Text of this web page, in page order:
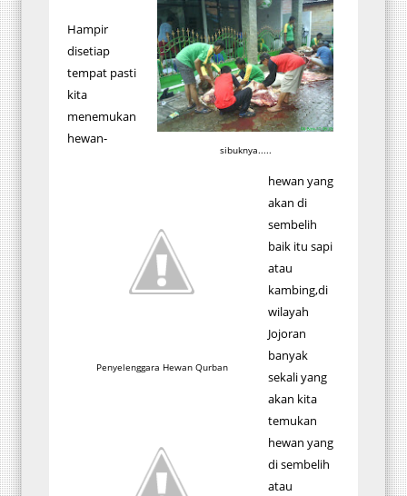
sibuknya.....
Penyelenggara Hewan Qurban
Hampir
disetiap
tempat pasti
kita
menemukan
hewan-
hewan yang
akan di
sembelih
baik itu sapi
atau
kambing,di
wilayah
Jojoran
banyak
sekali yang
akan kita
temukan
hewan yang
di sembelih
atau